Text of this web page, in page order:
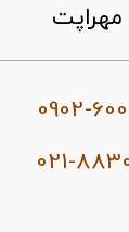
0902-
021-